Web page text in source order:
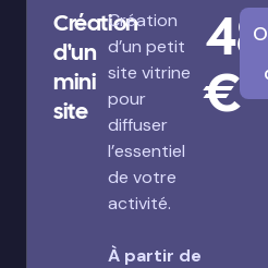
Création
d'un
mini
site
Création
d’un petit
site vitrine
pour
diffuser
l’essentiel
de votre
activité.
À partir de
€